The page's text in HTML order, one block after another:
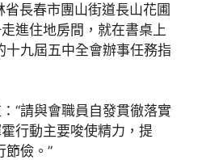
長春市團山街道長山花圃
進住地房間，就在書桌上
十九屆五中全會辦事任務指
“請與會職員自發貫徹落實
行動主要唆使精力，提
節儉。”